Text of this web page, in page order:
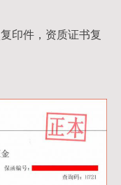
印件，资质证书复